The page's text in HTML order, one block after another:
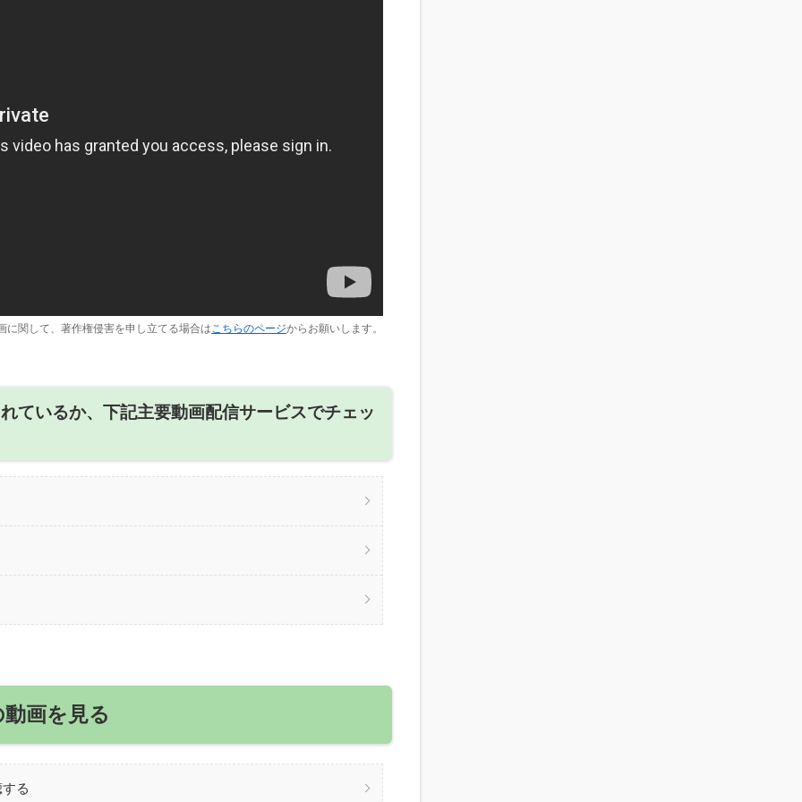
に関して、著作権侵害を申し立てる場合は こちらのページからお願いします。
ているか、下記主要動画配信サービスでチェッ
画を見る
る